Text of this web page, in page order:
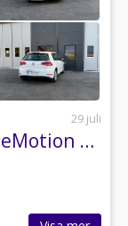
29 juli
Volkswagen Golf 1.4 TGI BlueMotion Euro 6, 1 Ägare, moms